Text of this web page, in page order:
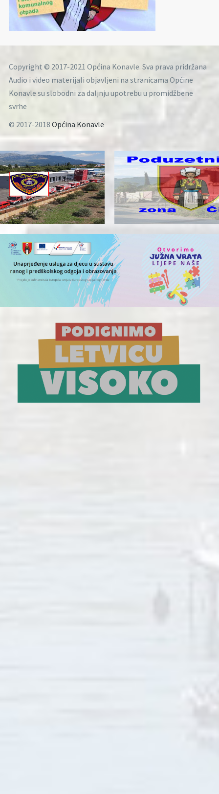
Copyright © 2017-2021 Općina Konavle. Sva prava pridržana
Audio i video materijali objavljeni na stranicama Općine
Konavle su slobodni za daljnju upotrebu u promidžbene
svrhe
© 2017-2018 Općina Konavle